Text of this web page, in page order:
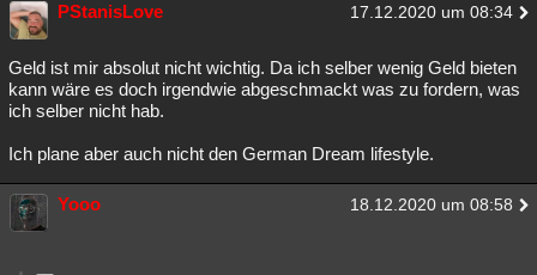
PStanisLove 17.12.2020 um 08:34
Geld ist mir absolut nicht wichtig. Da ich selber wenig Geld bieten
kann wäre es doch irgendwie abgeschmackt was zu fordern, was
ich selber nicht hab.
Ich plane aber auch nicht den German Dream lifestyle.
Yooo 18.12.2020 um 08:58